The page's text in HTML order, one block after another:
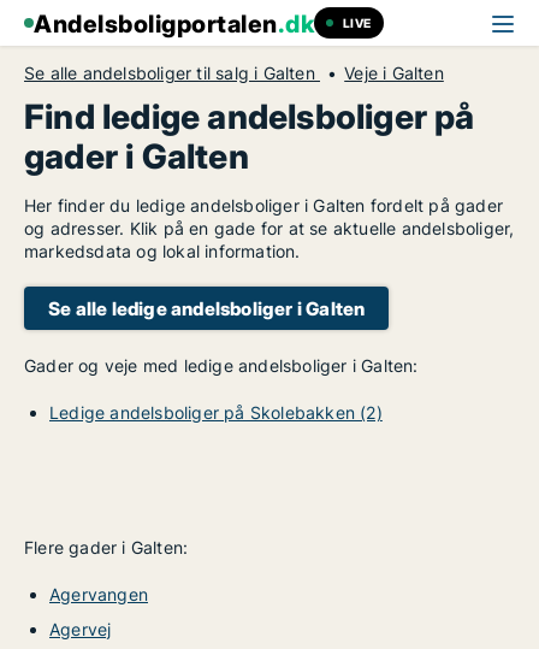
Andelsboligportalen.dk LIVE
Se alle andelsboliger til salg i Galten Veje i Galten
Find ledige andelsboliger på
gader i Galten
Her finder du ledige andelsboliger i Galten fordelt på gader
og adresser. Klik på en gade for at se aktuelle andelsboliger,
markedsdata og lokal information.
Se alle ledige andelsboliger i Galten
Gader og veje med ledige andelsboliger i Galten:
Ledige andelsboliger på Skolebakken (2)
Flere gader i Galten:
Agervangen
Agervej